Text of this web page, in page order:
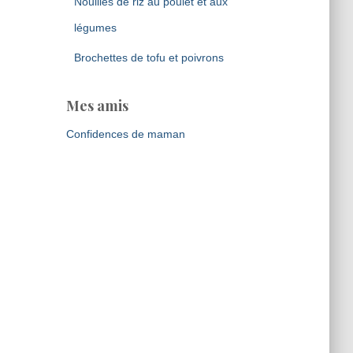
légumes
Brochettes de tofu et poivrons
Mes amis
Confidences de maman